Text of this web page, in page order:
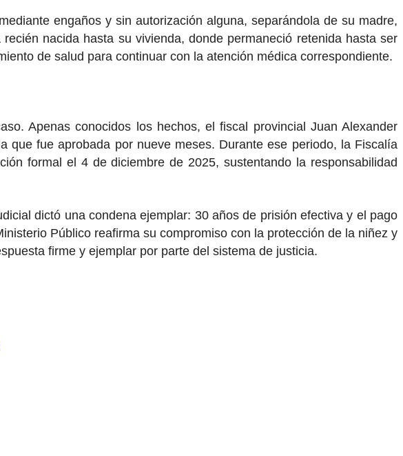
engaños y sin autorización alguna, separándola de su madre,
nacida hasta su vivienda, donde permaneció retenida hasta ser
de salud para continuar con la atención médica correspondiente.
Apenas conocidos los hechos, el fiscal provincial Juan Alexander
que fue aprobada por nueve meses. Durante ese periodo, la Fiscalía
formal el 4 de diciembre de 2025, sustentando la responsabilidad
dictó una condena ejemplar: 30 años de prisión efectiva y el pago
Público reafirma su compromiso con la protección de la niñez y
firme y ejemplar por parte del sistema de justicia.